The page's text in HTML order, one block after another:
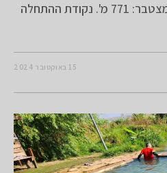
המסלול: 32.7 ק"מ. טיפוס מצטבר: 771 מ'. נקודת ההתחלה
15 באוקטובר 2024